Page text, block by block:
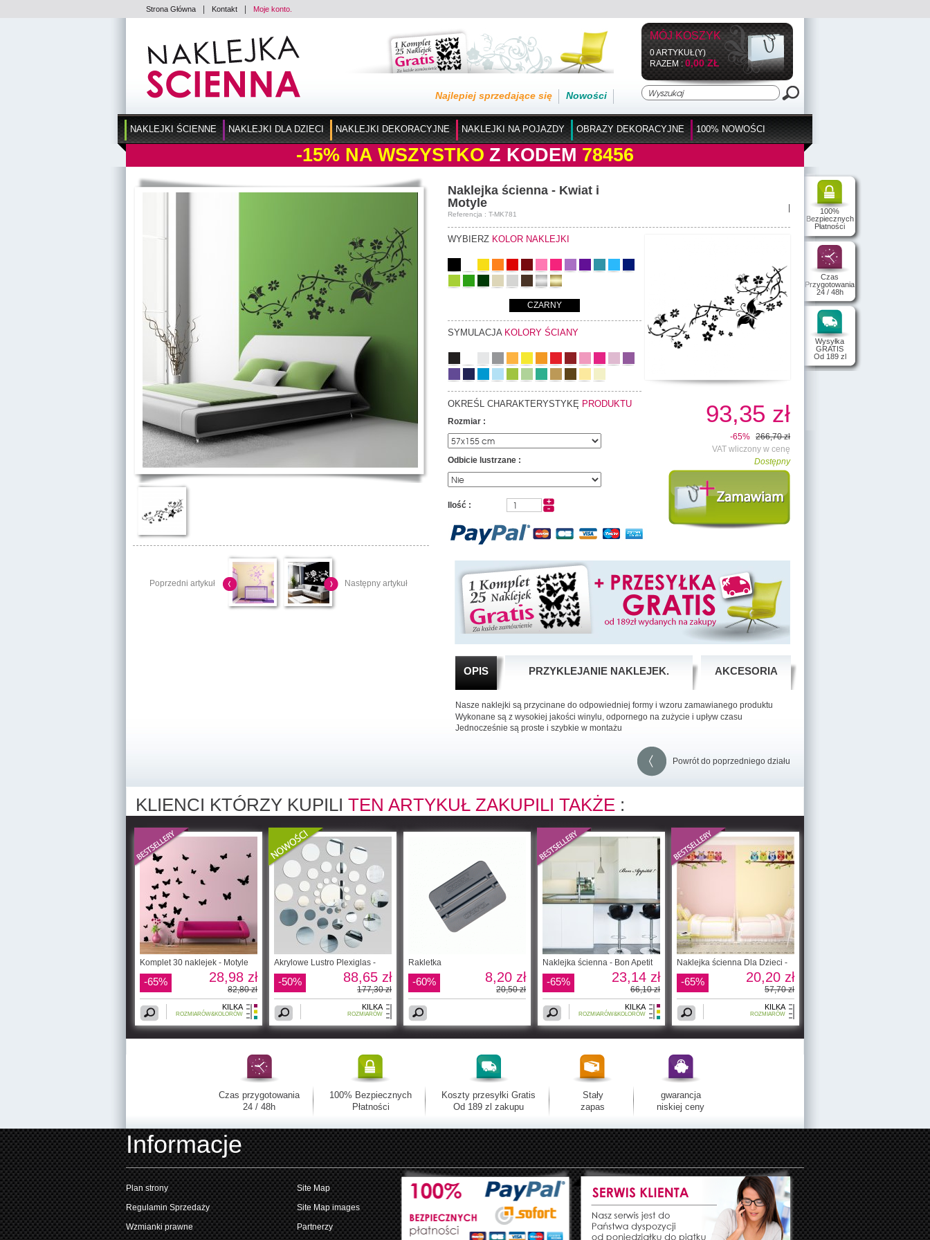
Strona Główna Kontakt Moje konto.
Nowości
Najlepiej sprzedające się
MÓJ KOSZYK
0 ARTYKUŁ(Y)
RAZEM :0,00 ZŁ
NAKLEJKI ŚCIENNE NAKLEJKI DLA DZIECI NAKLEJKI DEKORACYJNE NAKLEJKI NA POJAZDY OBRAZY DEKORACYJNE 100% NOWOŚCI
-15% NA WSZYSTKO Z KODEM 78456
100%
Bezpiecznych
Płatności
Czas
Przygotowania
24 / 48h
Wysyłka
GRATIS
Od 189 zl
Poprzedni artykuł Następny artykuł
Naklejka ścienna - Kwiat i
Motyle
Referencja : T-MK781
|
WYBIERZ KOLOR NAKLEJKI
CZARNY
SYMULACJA KOLORY ŚCIANY
OKREŚL CHARAKTERYSTYKĘ PRODUKTU
Rozmiar :
Odbicie lustrzane :
Ilość :
93,35 zł
-65% 266,70 zł
VAT wliczony w cenę
Dostępny
OPIS PRZYKLEJANIE NAKLEJEK. AKCESORIA
Nasze naklejki są przycinane do odpowiedniej formy i wzoru zamawianego produktu
Wykonane są z wysokiej jakości winylu, odpornego na zużycie i upływ czasu
Jednocześnie są proste i szybkie w montażu
Powrót do poprzedniego działu
KLIENCI KTÓRZY KUPILI TEN ARTYKUŁ ZAKUPILI TAKŻE :
Komplet 30 naklejek - Motyle
-65% 28,98 zł
82,80 zł
KILKA
ROZMIARÓW&KOLORÓW
Akrylowe Lustro Plexiglas -
-50% 88,65 zł
177,30 zł
KILKA
ROZMIARÓW
Rakletka
-60% 8,20 zł
20,50 zł
Naklejka ścienna - Bon Apetit
-65% 23,14 zł
66,10 zł
KILKA
ROZMIARÓW&KOLORÓW
Naklejka ścienna Dla Dzieci -
-65% 20,20 zł
57,70 zł
KILKA
ROZMIARÓW
Czas przygotowania
24 / 48h
100% Bezpiecznych
Płatności
Koszty przesyłki Gratis
Od 189 zl zakupu
Stały
zapas
gwarancja
niskiej ceny
Informacje
Plan strony
Regulamin Sprzedaży
Wzmianki prawne
Site Map
Site Map images
Partnerzy